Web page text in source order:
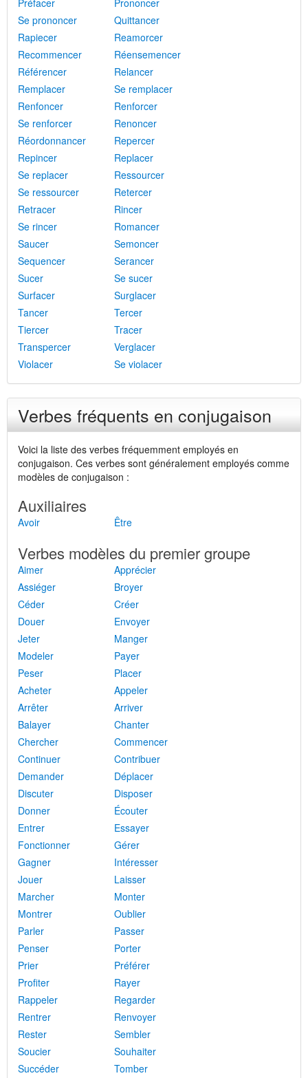
Préfacer
Prononcer
Se prononcer
Quittancer
Rapiecer
Reamorcer
Recommencer
Réensemencer
Référencer
Relancer
Remplacer
Se remplacer
Renfoncer
Renforcer
Se renforcer
Renoncer
Réordonnancer
Repercer
Repincer
Replacer
Se replacer
Ressourcer
Se ressourcer
Retercer
Retracer
Rincer
Se rincer
Romancer
Saucer
Semoncer
Sequencer
Serancer
Sucer
Se sucer
Surfacer
Surglacer
Tancer
Tercer
Tiercer
Tracer
Transpercer
Verglacer
Violacer
Se violacer
Verbes fréquents en conjugaison
Voici la liste des verbes fréquemment employés en
conjugaison. Ces verbes sont généralement employés comme
modèles de conjugaison :
Auxiliaires
Avoir Être
Verbes modèles du premier groupe
Aimer
Apprécier
Assiéger
Broyer
Céder
Créer
Douer
Envoyer
Jeter
Manger
Modeler
Payer
Peser
Placer
Acheter
Appeler
Arrêter
Arriver
Balayer
Chanter
Chercher
Commencer
Continuer
Contribuer
Demander
Déplacer
Discuter
Disposer
Donner
Écouter
Entrer
Essayer
Fonctionner
Gérer
Gagner
Intéresser
Jouer
Laisser
Marcher
Monter
Montrer
Oublier
Parler
Passer
Penser
Porter
Prier
Préférer
Profiter
Rayer
Rappeler
Regarder
Rentrer
Renvoyer
Rester
Sembler
Soucier
Souhaiter
Succéder
Tomber